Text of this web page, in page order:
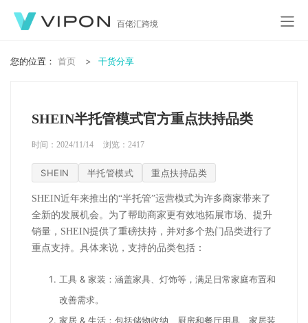
百佬汇跨境
您的位置： 首页 干货分享
SHEIN半托管模式官方重点扶持品类
时间：2024/11/14 浏览： 2417
SHEIN 半托管模式 重点扶持品类
SHEIN近年来推出的“半托管”运营模式为许多商家带来了
全新的发展机会。为了帮助商家更有效地拓展市场、提升
销量，SHEIN提供了重磅扶持，并对多个热门品类进行了
重点支持。具体来说，支持的品类包括：
工具 & 家装：涵盖家具、灯饰等，满足日常家庭布置和
改善需求。
家居 & 生活：包括储物收纳、厨房和餐厅用具、家居装